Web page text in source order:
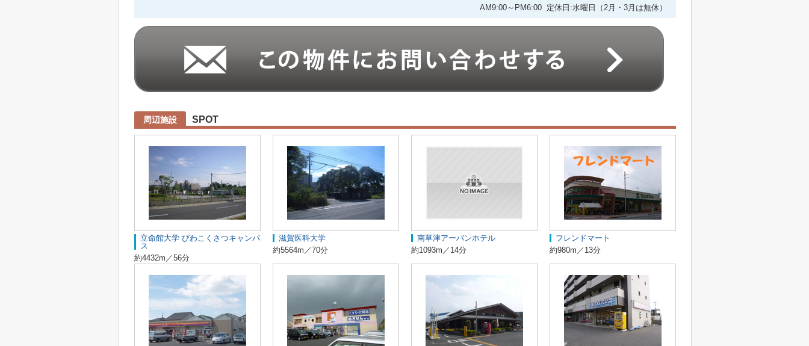
AM9:00～PM6:00 定休日:水曜日（2月・3月は無休）
周辺施設 SPOT
立命館大学 びわこくさつキャンパ
ス
約4432m／56分
滋賀医科大学
約5564m／70分
南草津アーバンホテル
約1093m／14分
フレンドマート
約980m／13分